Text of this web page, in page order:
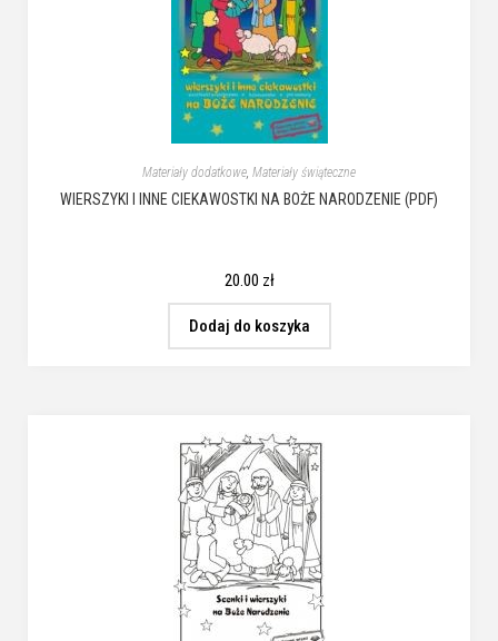
Materiały dodatkowe Materiały świąteczne
WIERSZYKI I INNE CIEKAWOSTKI NA BOŻE NARODZENIE (PDF)
20.00 zł
Dodaj do koszyka